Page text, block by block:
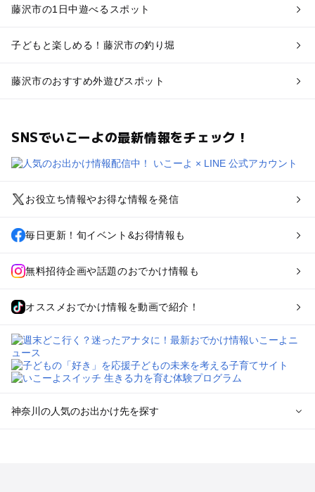
藤沢市の1日中遊べるスポット
子どもと楽しめる！藤沢市の釣り堀
藤沢市のおすすめ外遊びスポット
SNSでいこーよの最新情報をチェック！
お役立ち情報やお得な情報を発信
毎日更新！旬イベント&お得情報も
無料招待企画や話題のおでかけ情報も
オススメおでかけ情報を動画で紹介！
神奈川の人気のお出かけ先を探す